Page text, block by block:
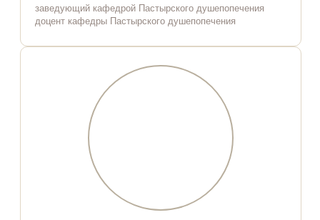
заведующий кафедрой Пастырского душепопечения
доцент кафедры Пастырского душепопечения